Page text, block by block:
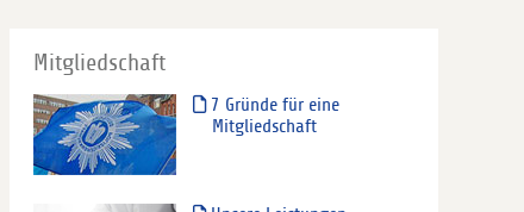
Mitgliedschaft
7 Gründe für eine
Mitgliedschaft